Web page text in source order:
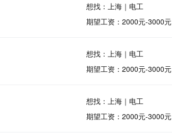
想找：上海｜电工
期望工资：2000元-3000元
想找：上海｜电工
期望工资：2000元-3000元
想找：上海｜电工
期望工资：2000元-3000元